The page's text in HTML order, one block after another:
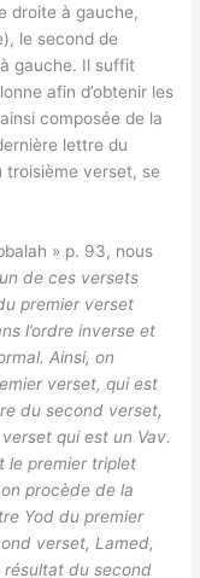
droite à gauche,
le second de
gauche. Il suffit
afin d’obtenir les
composée de la
lettre du
troisième verset, se
» p. 93, nous
de ces versets
premier verset
l’ordre inverse et
Ainsi, on
verset, qui est
du second verset,
qui est un Vav.
le premier triplet
procède de la
Yod du premier
verset, Lamed,
résultat du second